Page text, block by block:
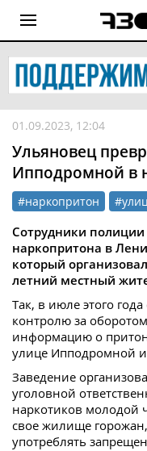
01.09.2023, 12:04
Ульяновец
Ипподромной в
#наркопритон
Сотрудники полиции
наркопритона в
который
летний местный
Так, в июле этого
контролю за
информацию о
улице Ипподромной и
Заведение
уголовной
наркотиков молодой
свое жилище
употреблять